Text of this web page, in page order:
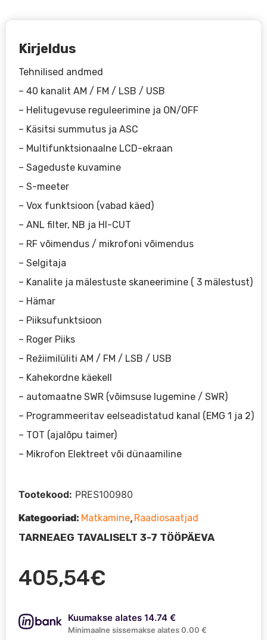
405,54€
Kirjeldus
Tehnilised andmed
– 40 kanalit AM / FM / LSB / USB
– Helitugevuse reguleerimine ja ON/OFF
– Käsitsi summutus ja ASC
– Multifunktsionaalne LCD-ekraan
– Sageduste kuvamine
– S-meeter
– Vox funktsioon (vabad käed)
– ANL filter, NB ja HI-CUT
– RF võimendus / mikrofoni võimendus
– Selgitaja
– Kanalite ja mälestuste skaneerimine ( 3 mälestust)
– Hämar
– Piiksufunktsioon
– Roger Piiks
– Režiimilüliti AM / FM / LSB / USB
– Kahekordne käekell
– automaatne SWR (võimsuse lugemine / SWR)
– Programmeeritav eelseadistatud kanal (EMG 1 ja 2)
– TOT (ajalõpu taimer)
– Mikrofon Elektreet või dünaamiline
Kuumakse alates 14.74 €
Minimaalne sissemakse alates 0.00 €
Tootekood: PRES100980
Kategooriad: Matkamine, Raadiosaatjad
TARNEAEG TAVALISELT 3-7 TÖÖPÄEVA